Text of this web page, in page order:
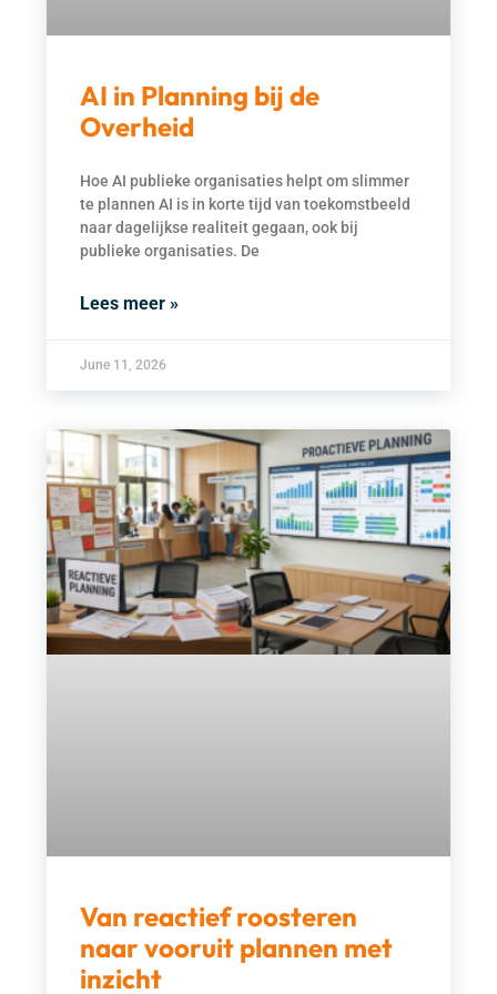
AI in Planning bij de
Overheid
Hoe AI publieke organisaties helpt om slimmer
te plannen AI is in korte tijd van toekomstbeeld
naar dagelijkse realiteit gegaan, ook bij
publieke organisaties. De
Lees meer »
June 11, 2026
Van reactief roosteren
naar vooruit plannen met
inzicht